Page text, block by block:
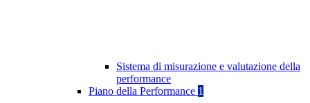
Sistema di misurazione e valutazione della
performance
Piano della Performance 1